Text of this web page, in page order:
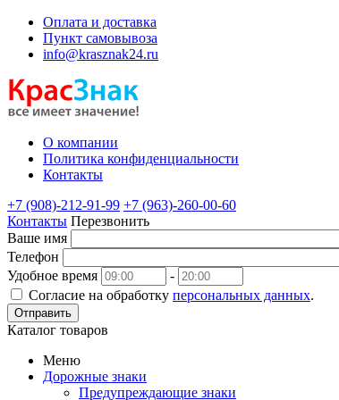
Оплата и доставка
Пункт самовывоза
info@krasznak24.ru
О компании
Политика конфиденциальности
Контакты
+7 (908)-212-91-99 +7 (963)-260-00-60
Контакты Перезвонить
Ваше имя
Телефон
Удобное время
-
Согласие на обработку персональных данных.
Отправить
Каталог товаров
Меню
Дорожные знаки
Предупреждающие знаки